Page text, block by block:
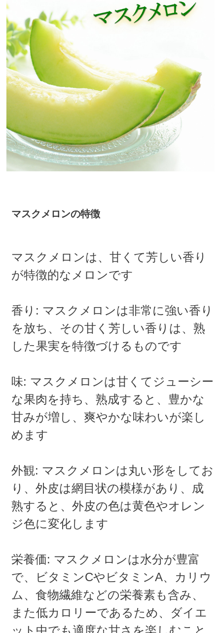
マスクメロンの特徴
マスクメロンは、甘くて芳しい香り
が特徴的なメロンです
香り: マスクメロンは非常に強い香り
を放ち、その甘く芳しい香りは、熟
した果実を特徴づけるものです
味: マスクメロンは甘くてジューシー
な果肉を持ち、熟成すると、豊かな
甘みが増し、爽やかな味わいが楽し
めます
外観: マスクメロンは丸い形をしてお
り、外皮は網目状の模様があり、成
熟すると、外皮の色は黄色やオレン
ジ色に変化します
栄養価: マスクメロンは水分が豊富
で、ビタミンCやビタミンA、カリウ
ム、食物繊維などの栄養素も含み、
また低カロリーであるため、ダイエ
ット中でも適度な甘さを楽しむこと